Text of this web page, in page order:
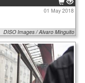
01 May 2018
DISO Images / Alvaro Minguito